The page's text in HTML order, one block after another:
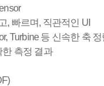
, 빠르며, 직관적인 UI
Turbine 등 신속한 축
측정 결과